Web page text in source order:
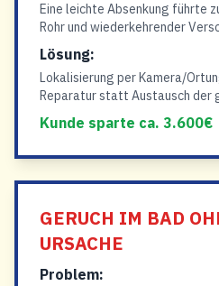
Eine leichte Absenkung führte
Rohr und wiederkehrender
Lösung:
Lokalisierung per Kamera/
Reparatur statt Austausch der
Kunde sparte ca. 3.600€
GERUCH IM BAD
URSACHE
Problem: